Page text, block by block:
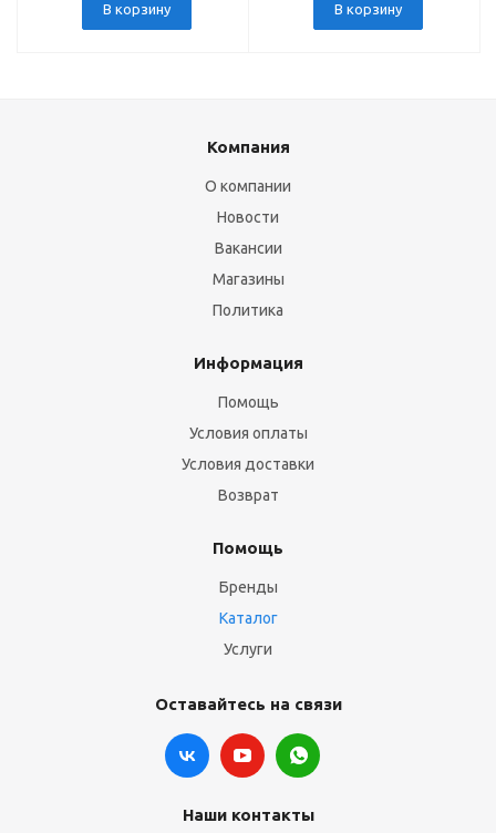
В корзину В корзину
Компания
О компании
Новости
Вакансии
Магазины
Политика
Информация
Помощь
Условия оплаты
Условия доставки
Возврат
Помощь
Бренды
Каталог
Услуги
Оставайтесь на связи
Наши контакты